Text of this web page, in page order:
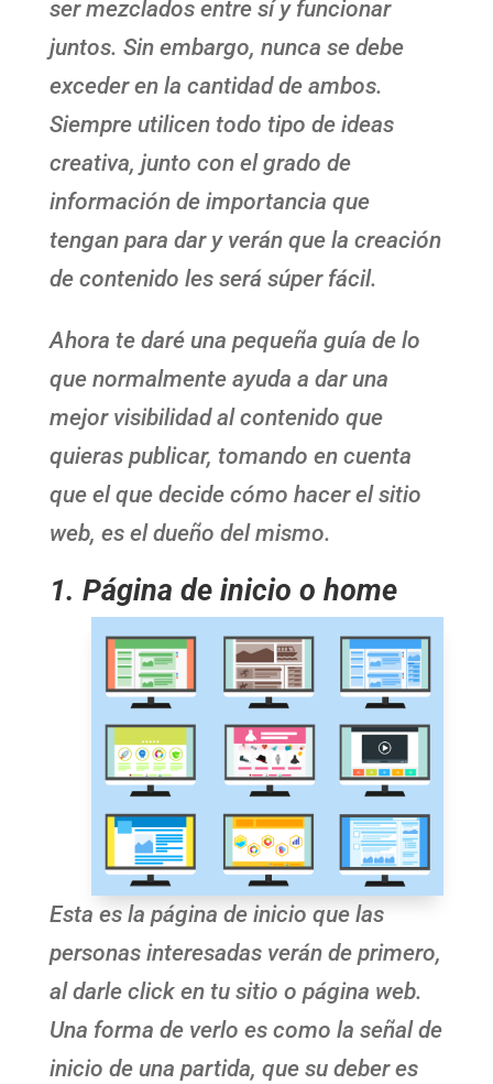
ser mezclados entre sí y funcionar
juntos. Sin embargo, nunca se debe
exceder en la cantidad de ambos.
Siempre utilicen todo tipo de ideas
creativa, junto con el grado de
información de importancia que
tengan para dar y verán que la creación
de contenido les será súper fácil.
Ahora te daré una pequeña guía de lo
que normalmente ayuda a dar una
mejor visibilidad al contenido que
quieras publicar, tomando en cuenta
que el que decide cómo hacer el sitio
web, es el dueño del mismo.
1. Página de inicio o home
Esta es la página de inicio que las
personas interesadas verán de primero,
al darle click en tu sitio o página web.
Una forma de verlo es como la señal de
inicio de una partida, que su deber es